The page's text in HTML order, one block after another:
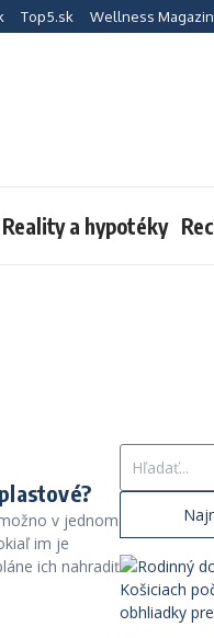
Top5.sk Wellness
Reality a hypotéky
v jednom
im je
ich nahradiť